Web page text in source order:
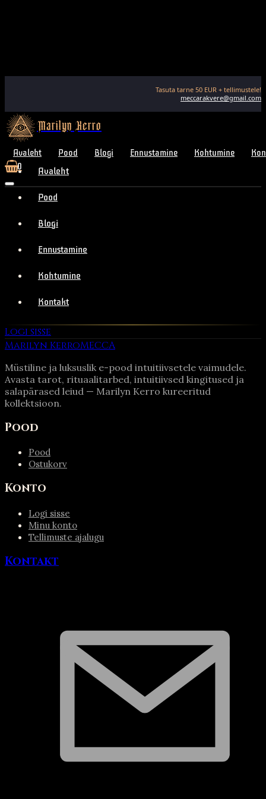
Tasuta tarne 50 EUR + tellimustele!
meccarakvere@gmail.com
Marilyn Kerro
Avaleht Pood Blogi Ennustamine Kohtumine
0 Avaleht
Pood
Blogi
Ennustamine
Kohtumine
Kontakt
Logi sisse
Marilyn KerroMECCA
Müstiline ja luksuslik e-pood intuitiivsetele vaimudele.
Avasta tarot, rituaalitarbed, intuitiivsed kingitused ja
salapärased leiud — Marilyn Kerro kureeritud
kollektsioon.
Pood
Pood
Ostukorv
Konto
Logi sisse
Minu konto
Tellimuste ajalugu
Kontakt